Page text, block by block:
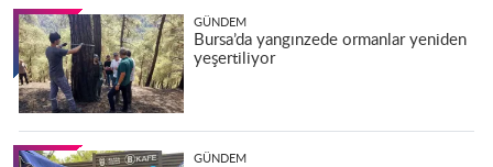
GÜNDEM
Bursa’da yangınzede ormanlar yeniden
yeşertiliyor
GÜNDEM